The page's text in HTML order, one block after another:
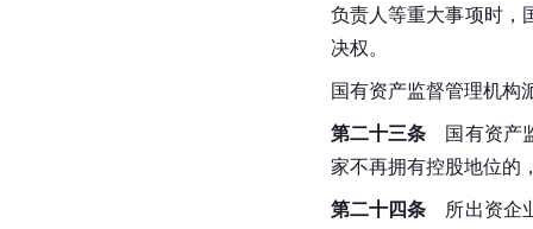
负责人等重大事项时，
决权。
国有资产监督管理机构
第二十三条 国有资产
家不再拥有控股地位的
第二十四条 所出资企